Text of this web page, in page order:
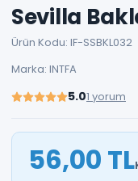
Sevilla
Ürün Kodu: IF-SSBKL032
Marka: INTFA
5.01 yorum
56,00 TL